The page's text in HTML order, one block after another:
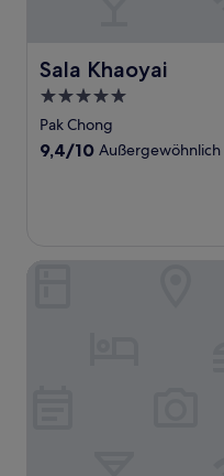
Sala Khaoyai
Sala Khaoyai
5.0-
Sterne-
Unterkunft
Pak Chong
9.4
9,4/10 Außergewöhnlich